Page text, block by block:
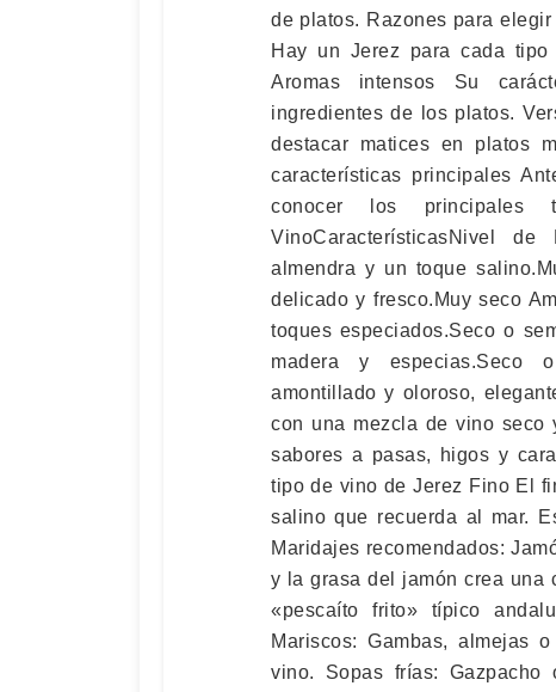
de platos. Razones para
Hay un Jerez para cada
Aromas intensos Su
ingredientes de los platos.
destacar matices en platos
características principales
conocer los
VinoCaracterísticasNivel
almendra y un toque
delicado y fresco.Muy seco
toques especiados.Seco o
madera y especias.Seco
amontillado y oloroso,
con una mezcla de vino seco
sabores a pasas, higos y
tipo de vino de Jerez Fino El
salino que recuerda al mar.
Maridajes recomendados:
y la grasa del jamón crea una
«pescaíto frito» típico
Mariscos: Gambas, almejas
vino. Sopas frías: